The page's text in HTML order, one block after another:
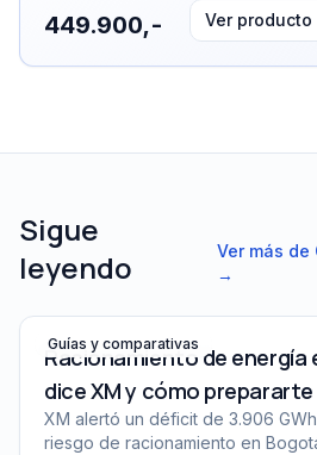
449.900,- Ver producto
Sigue
leyendo
Ver más de
→
Racionamiento de energía en
Guías y comparativas
Racionamiento de energía
dice XM y cómo prepararte
XM alertó un déficit de 3.906
riesgo de racionamiento en